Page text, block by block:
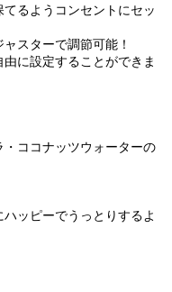
るようコンセントにセッ
スターで調節可能！
に設定することができま
ココナッツウォーターの
ッピーでうっとりするよ